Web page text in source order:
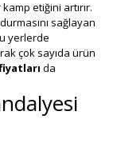
etiğini artırır.
sağlayan
yerlerde
çok sayıda ürün
da